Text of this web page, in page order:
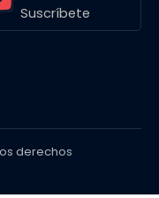
Suscríbete
derechos